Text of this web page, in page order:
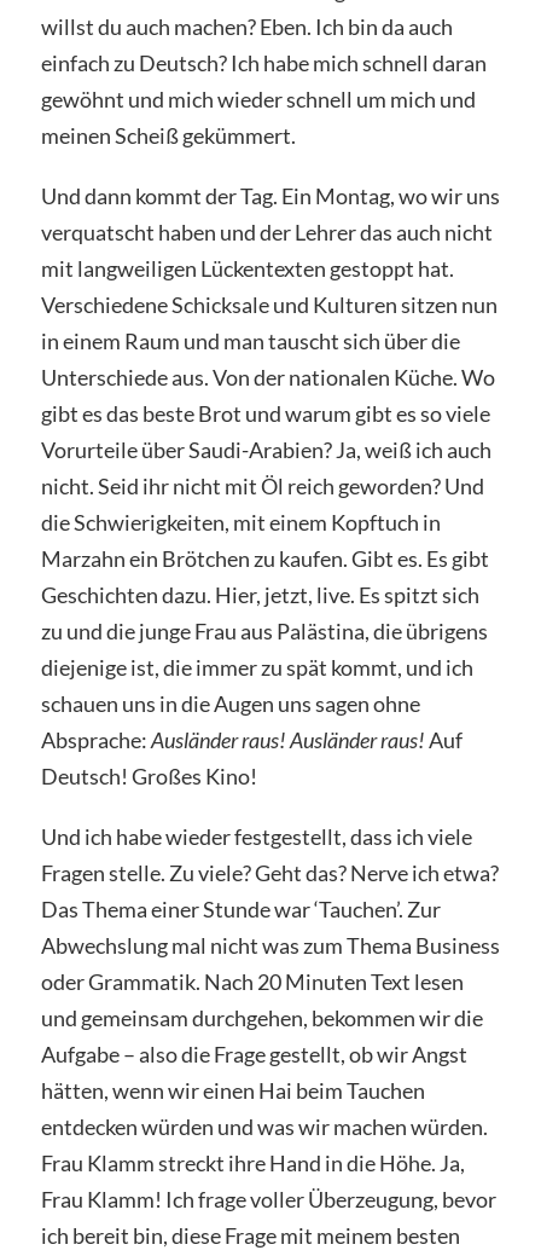
willst du auch machen? Eben. Ich bin da auch
einfach zu Deutsch? Ich habe mich schnell daran
gewöhnt und mich wieder schnell um mich und
meinen Scheiß gekümmert.
Und dann kommt der Tag. Ein Montag, wo wir uns
verquatscht haben und der Lehrer das auch nicht
mit langweiligen Lückentexten gestoppt hat.
Verschiedene Schicksale und Kulturen sitzen nun
in einem Raum und man tauscht sich über die
Unterschiede aus. Von der nationalen Küche. Wo
gibt es das beste Brot und warum gibt es so viele
Vorurteile über Saudi-Arabien? Ja, weiß ich auch
nicht. Seid ihr nicht mit Öl reich geworden? Und
die Schwierigkeiten, mit einem Kopftuch in
Marzahn ein Brötchen zu kaufen. Gibt es. Es gibt
Geschichten dazu. Hier, jetzt, live. Es spitzt sich
zu und die junge Frau aus Palästina, die übrigens
diejenige ist, die immer zu spät kommt, und ich
schauen uns in die Augen uns sagen ohne
Absprache:Ausländer raus! Ausländer raus!Auf
Deutsch! Großes Kino!
Und ich habe wieder festgestellt, dass ich viele
Fragen stelle. Zu viele? Geht das? Nerve ich etwa?
Das Thema einer Stunde war ‘Tauchen’. Zur
Abwechslung mal nicht was zum Thema Business
oder Grammatik. Nach 20 Minuten Text lesen
und gemeinsam durchgehen, bekommen wir die
Aufgabe – also die Frage gestellt, ob wir Angst
hätten, wenn wir einen Hai beim Tauchen
entdecken würden und was wir machen würden.
Frau Klamm streckt ihre Hand in die Höhe. Ja,
Frau Klamm! Ich frage voller Überzeugung, bevor
ich bereit bin, diese Frage mit meinem besten